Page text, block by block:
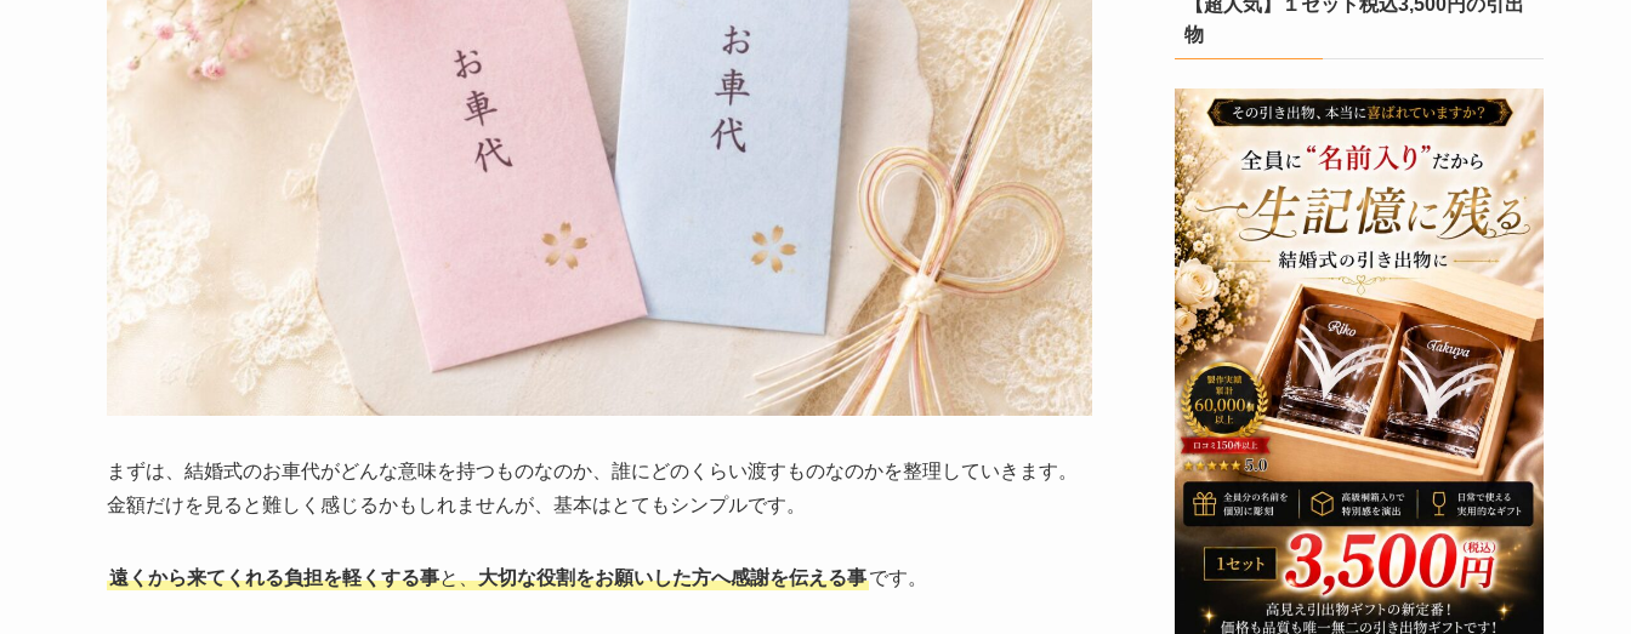
まずは、結婚式のお車代がどんな意味を持つものなのか、誰にどのくらい渡すものなのかを整理していきます。
金額だけを見ると難しく感じるかもしれませんが、基本はとてもシンプルです。
遠くから来てくれる負担を軽くする事と、大切な役割をお願いした方へ感謝を伝える事です。
物